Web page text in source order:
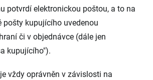
potvrdí elektronickou poštou, a to na
pošty kupujícího uvedenou
či v objednávce (dále jen
kupujícího").
oprávněn v závislosti na